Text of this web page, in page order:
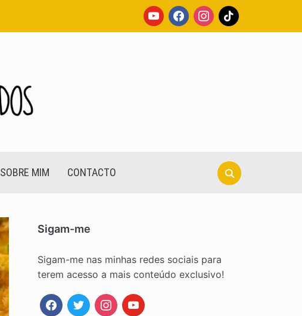
youtubefacebookinstagram
tiktok
Search
for:
SOBRE MIM CONTACTO
Sigam-me
Sigam-me nas minhas redes sociais para
terem acesso a mais conteúdo exclusivo!
facebooktwitterinstagram
youtube